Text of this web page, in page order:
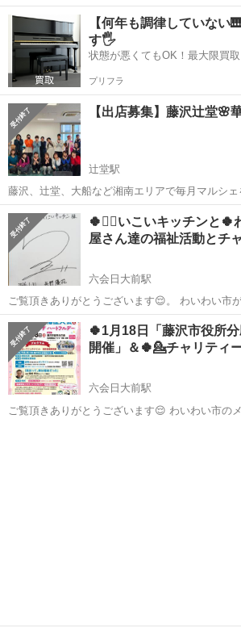
9日間 開催している、 社会福祉法人 ラポール
ターかるがも」さんの 3月7日（土）藤沢市城南のイベント、 4月19日
（日）藤沢市稲荷...
神奈川 藤沢市 六会日大前駅 地域/お
【何年も調律していない
す🖐️
状態が悪くてもOK！最大限買
プリフラ
【出店募集】藤沢辻堂🌸
辻堂駅
藤沢、辻堂、大船など湘南エリアで毎月マルシ
3月26日辻堂マルシェが決定しました。 私たちのマルシェは 飲食店、
物販、ハンドメイド、施術（ネイルや整体など
まざまな業種の方...
神奈川 藤沢市 地域/お祭り
🍀💁‍♀️いこいキッチンと🍀
屋さん達の福祉活動とチ
六会日大前駅
ご覧頂きありがとうございます😌。 わいわい市が好きでよく利用して
いるの ですが、 （松田優作さんに憧れて 元東
（セントラルアーツ）代表黒澤満氏を訪ね 芸能
チー...
神奈川 藤沢市 六会日大前駅 地域/お
🍀1月18日「藤沢市役所
開催」＆🍀💁チャリティ
六会日大前駅
ご覧頂きありがとうございます😌 わいわい市のメダカ屋さん達が 行っ